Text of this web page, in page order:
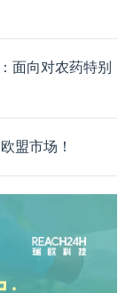
面向对农药特别
盟市场！